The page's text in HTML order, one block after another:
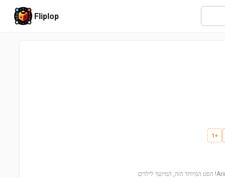
Fliplop
+1
הצטרפו לעולם המופלא של NINJAGO עם ה-Arin's Spinjitzu Battle Mech (71839)! הסט המיוחד הזה, המיועד לילדים